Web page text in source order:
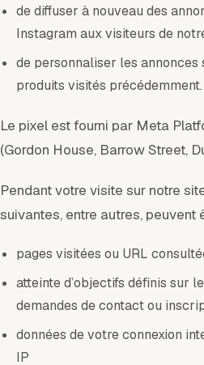
de diffuser à nouveau des
Instagram aux visiteurs de
de personnaliser les annonces
produits visités précédemment.
Le pixel est fourni par Meta
(Gordon House, Barrow Street,
Pendant votre visite sur notre
suivantes, entre autres,
pages visitées ou URL
atteinte d’objectifs définis sur
demandes de contact ou
données de votre connexion
IP